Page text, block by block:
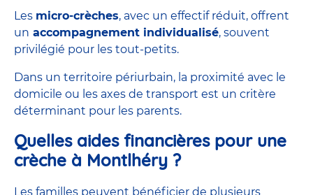
Les micro-crèches, avec un effectif réduit, offrent
un accompagnement individualisé, souvent
privilégié pour les tout-petits.
Dans un territoire périurbain, la proximité avec le
domicile ou les axes de transport est un critère
déterminant pour les parents.
Quelles aides financières pour une
crèche à Montlhéry ?
Les familles peuvent bénéficier de plusieurs